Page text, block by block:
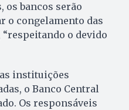
os bancos serão
o congelamento das
o devido
instituições
o Banco Central
Os responsáveis